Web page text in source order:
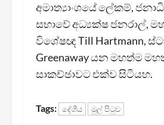
අමාත්‍යාංශයේ ලේකම්,
සභාවේ අධ්‍යක්ෂ ජනරාල්,
විශේෂඥ Till Hartmann,
Greenaway යන මහත්ම
සාකච්ඡාවට එක්ව සිටියහ.
Tags: දේශීය මුල් පිටුව